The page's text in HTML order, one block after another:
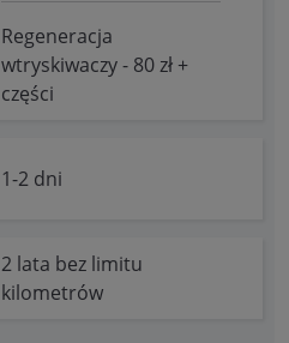
Regeneracja
wtryskiwaczy - 80 zł +
części
1-2 dni
2 lata bez limitu
kilometrów